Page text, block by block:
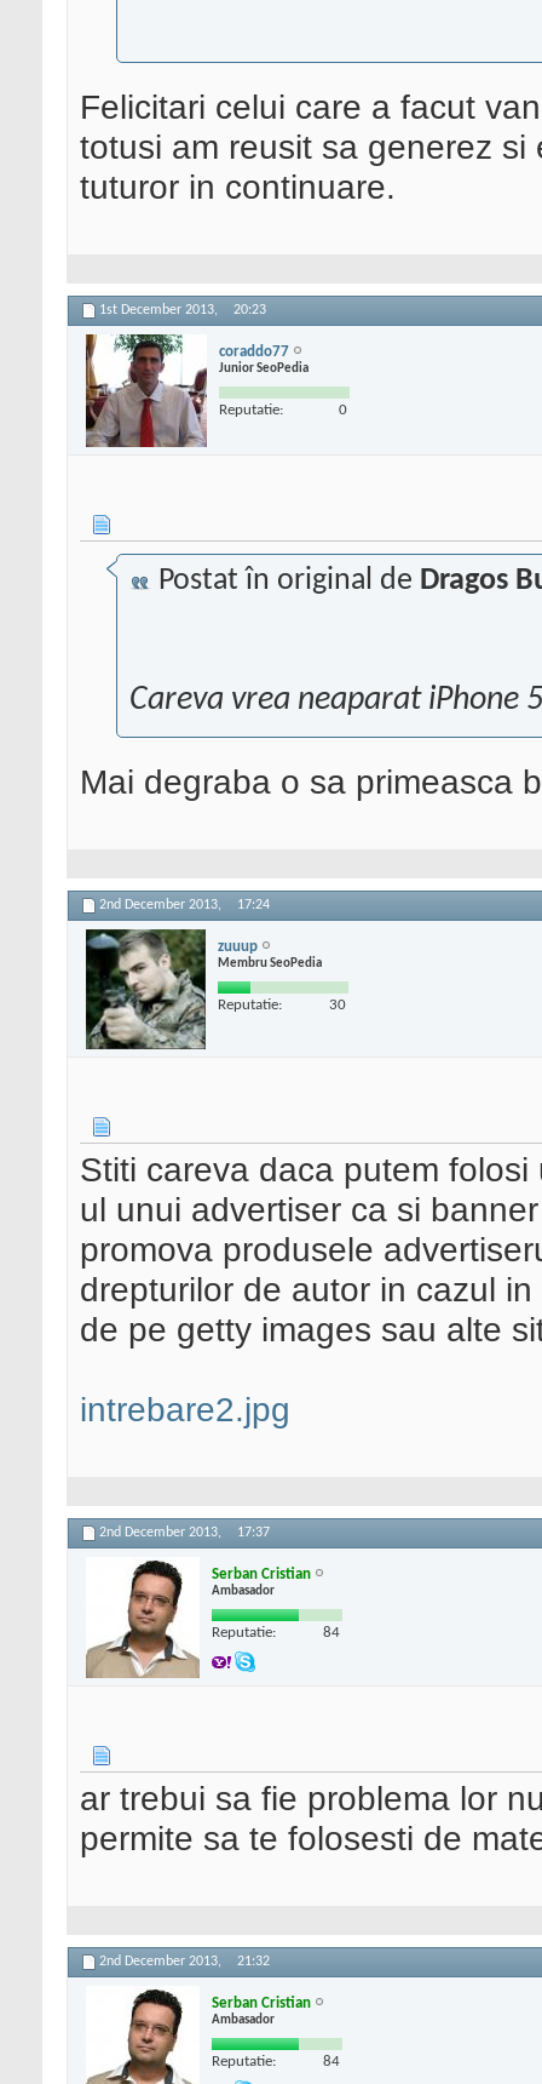
Felicitari celui care a facut
totusi am reusit sa generez
tuturor in continuare.
1st December 2013, 20:23
coraddo77
Junior SeoPedia
Reputatie: 0
Postat în original de Dragos
Careva vrea neaparat iPhone
Mai degraba o sa primeasca
2nd December 2013, 17:24
zuuup
Membru SeoPedia
Reputatie: 30
Stiti careva daca putem
ul unui advertiser ca si
promova produsele
drepturilor de autor in cazul
de pe getty images sau alte
intrebare2.jpg
2nd December 2013, 17:37
Serban Cristian
Ambasador
Reputatie: 84
ar trebui sa fie problema lor
permite sa te folosesti de
2nd December 2013, 21:32
Serban Cristian
Ambasador
Reputatie: 84